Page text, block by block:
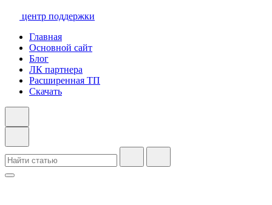
центр поддержки
Главная
Основной сайт
Блог
ЛК партнера
Расширенная ТП
Скачать